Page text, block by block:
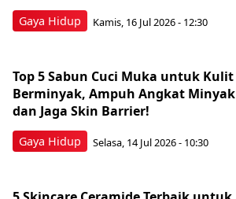
Gaya Hidup Kamis, 16 Jul 2026 - 12:30
Gaya Hidup
Top 5 Sabun Cuci Muka untuk Kulit
Berminyak, Ampuh Angkat Minyak
dan Jaga Skin Barrier!
Selasa, 14 Jul 2026 - 10:30